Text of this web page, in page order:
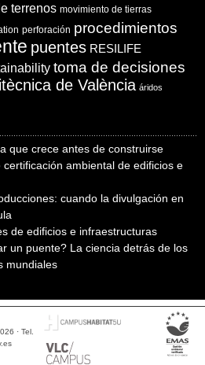
terrenos movimiento de tierras
perforación procedimientos
puentes RESILIFE
toma de decisiones
de València áridos
que crece antes de construirse
ambiental de edificios e
cuando la divulgación en
de edificios e infraestructuras
un puente? La ciencia detrás de los
mundiales
· Tel.